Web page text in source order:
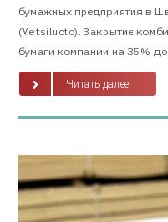
бумажных предприятия в
(Veitsiluoto). Закрытие
бумаги компании на 35%
Читать далее